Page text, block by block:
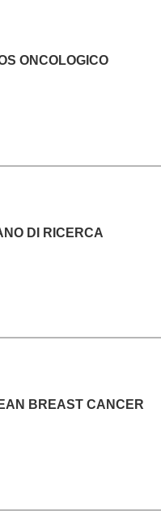
ONCOLOGICO
DI RICERCA
BREAST CANCER